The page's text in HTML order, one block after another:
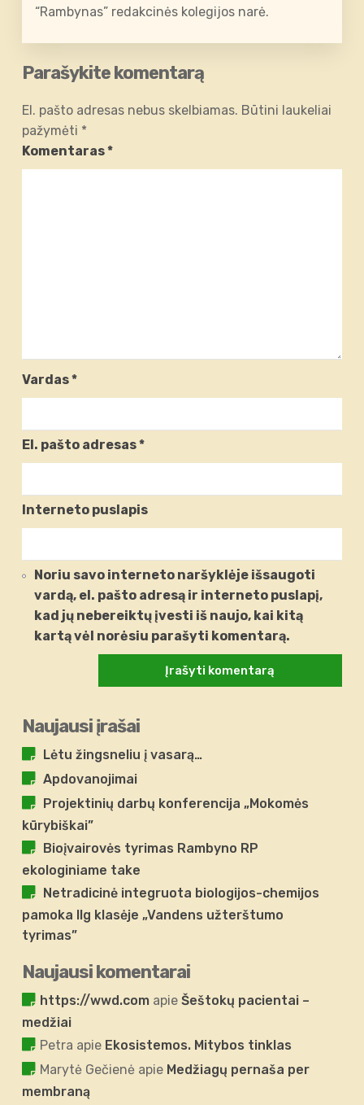
“Rambynas” redakcinės kolegijos narė.
Parašykite komentarą
El. pašto adresas nebus skelbiamas. Būtini laukeliai
pažymėti *
Komentaras*
Vardas*
El. pašto adresas*
Interneto puslapis
Noriu savo interneto naršyklėje išsaugoti
vardą, el. pašto adresą ir interneto puslapį,
kad jų nebereiktų įvesti iš naujo, kai kitą
kartą vėl norėsiu parašyti komentarą.
Naujausi įrašai
Lėtu žingsneliu į vasarą…
Apdovanojimai
Projektinių darbų konferencija „Mokomės
kūrybiškai”
Bioįvairovės tyrimas Rambyno RP
ekologiniame take
Netradicinė integruota biologijos-chemijos
pamoka IIg klasėje „Vandens užterštumo
tyrimas”
Naujausi komentarai
https://wwd.com apieŠeštokų pacientai –
medžiai
Petra apie Ekosistemos. Mitybos tinklas
Marytė Gečienė apie Medžiagų pernaša per
membraną